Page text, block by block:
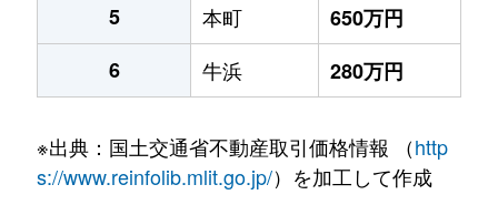
5
本町
650万円
6
牛浜 280万円
※出典：国土交通省不動産取引価格情報 （http
s://www.reinfolib.mlit.go.jp/）を加工して作成